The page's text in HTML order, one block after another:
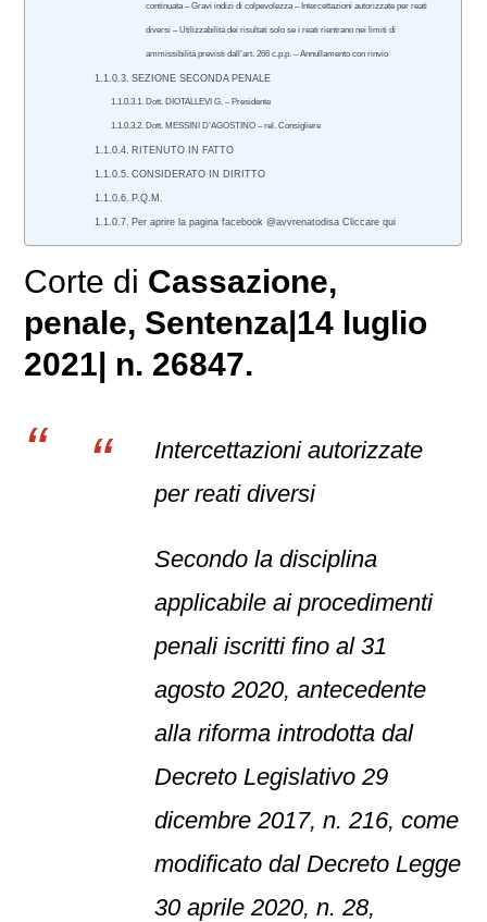
continuata – Gravi indizi di colpevolezza – Intercettazioni autorizzate per reati
diversi – Utilizzabilità dei risultati solo se i reati rientrano nei limiti di
ammissibilità previsti dall’art. 266 c.p.p. – Annullamento con rinvio
SEZIONE SECONDA PENALE
Dott. DIOTALLEVI G. – Presidente
Dott. MESSINI D’AGOSTINO – rel. Consigliere
RITENUTO IN FATTO
CONSIDERATO IN DIRITTO
P.Q.M.
Per aprire la pagina facebook @avvrenatodisa Cliccare qui
Corte di Cassazione,
penale, Sentenza|14 luglio
2021| n. 26847.
Intercettazioni autorizzate
per reati diversi
Secondo la disciplina
applicabile ai procedimenti
penali iscritti fino al 31
agosto 2020, antecedente
alla riforma introdotta dal
Decreto Legislativo 29
dicembre 2017, n. 216, come
modificato dal Decreto Legge
30 aprile 2020, n. 28,